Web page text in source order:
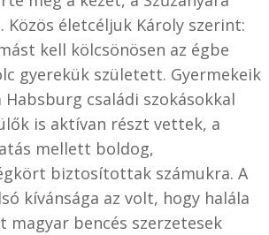
Közös életcéljuk Károly szerint:
kell kölcsönösen az égbe
gyerekük született. Gyermekeik
Habsburg családi szokásokkal
is aktívan részt vettek, a
mellett boldog,
biztosítottak számukra. A
kívánsága az volt, hogy halála
magyar bencés szerzetesek